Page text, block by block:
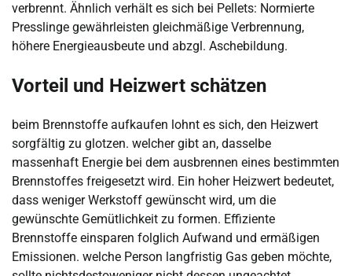
verbrennt. Ähnlich verhält es sich bei Pellets: Normierte
Presslinge gewährleisten gleichmäßige Verbrennung,
höhere Energieausbeute und abzgl. Aschebildung.
Vorteil und Heizwert schätzen
beim Brennstoffe aufkaufen lohnt es sich, den Heizwert
sorgfältig zu glotzen. welcher gibt an, dasselbe
massenhaft Energie bei dem ausbrennen eines bestimmten
Brennstoffes freigesetzt wird. Ein hoher Heizwert bedeutet,
dass weniger Werkstoff gewünscht wird, um die
gewünschte Gemütlichkeit zu formen. Effiziente
Brennstoffe einsparen folglich Aufwand und ermäßigen
Emissionen. welche Person langfristig Gas geben möchte,